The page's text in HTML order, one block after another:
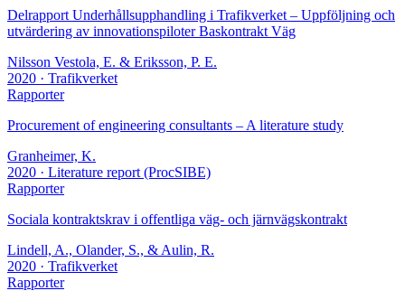
Delrapport Underhållsupphandling i Trafikverket – Uppföljning och
utvärdering av innovationspiloter Baskontrakt Väg
Nilsson Vestola, E. & Eriksson, P. E.
2020 · Trafikverket
Rapporter
Procurement of engineering consultants – A literature study
Granheimer, K.
2020 · Literature report (ProcSIBE)
Rapporter
Sociala kontraktskrav i offentliga väg- och järnvägskontrakt
Lindell, A., Olander, S., & Aulin, R.
2020 · Trafikverket
Rapporter